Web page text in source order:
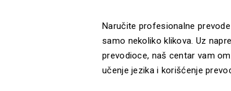
Naručite profesionalne
samo nekoliko klikova. Uz
prevodioce, naš centar vam
učenje jezika i korišćenje